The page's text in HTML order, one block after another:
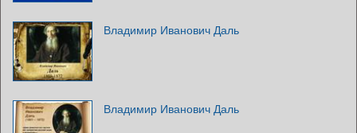
Владимир Иванович Даль
Владимир Иванович Даль